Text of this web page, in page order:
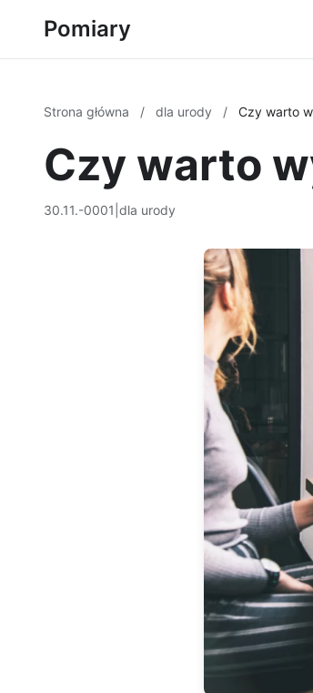
Pomiary
Strona główna / dla urody / Czy warto
Czy warto
30.11.-0001 dla urody